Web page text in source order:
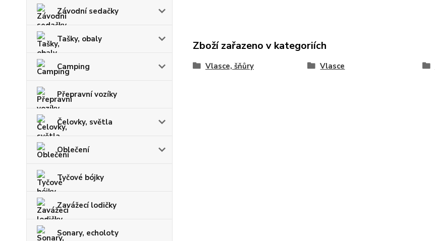
Závodní sedačky
Tašky, obaly
Camping
Přepravní vozíky
Čelovky, světla
Oblečení
Tyčové bójky
Zavážecí lodičky
Sonary, echoloty
Zboží zařazeno v kategoriích
Vlasce, šňůry Vlasce